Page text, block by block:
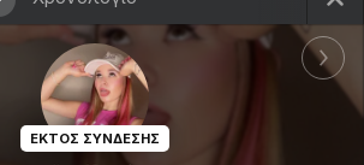
ΕΚΤΟΣ ΣΥΝΔΕΣΗΣ